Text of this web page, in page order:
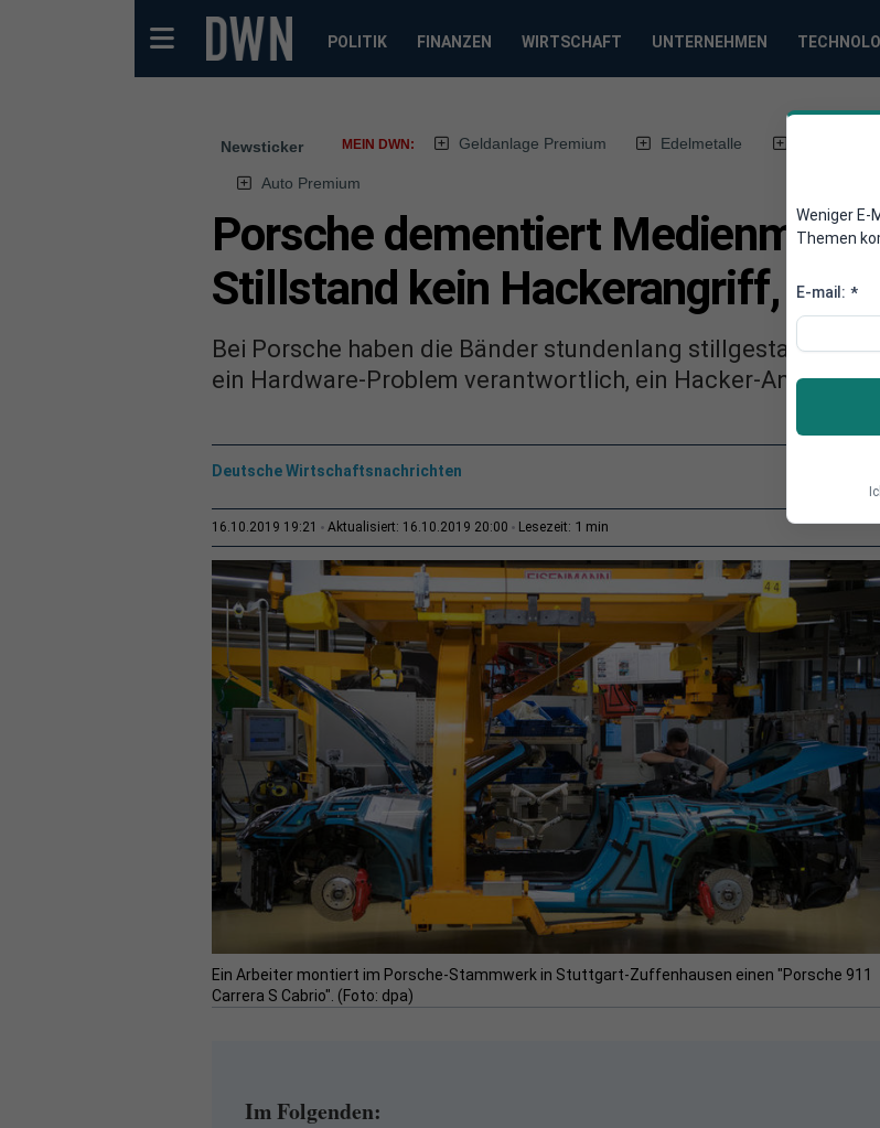
POLITIK FINANZEN WIRTSCHAFT UNTERNEHMEN
Newsticker MEIN DWN: Geldanlage Premium Edelmetalle
Auto Premium
Porsche dementiert
Stillstand kein Hackerangriff, nur
Bei Porsche haben die Bänder stundenlang stillgestanden.
ein Hardware-Problem verantwortlich, ein Hacker-Angriff
Deutsche Wirtschaftsnachrichten
16.10.2019 19:21 Aktualisiert: 16.10.2019 20:00 Lesezeit: 1 min
Ein Arbeiter montiert im Porsche-Stammwerk in Stuttgart-Zuffenhausen einen "Porsche 911
Carrera S Cabrio". (Foto: dpa)
Im Folgenden:
Weniger E-
Themen
E-mail: *